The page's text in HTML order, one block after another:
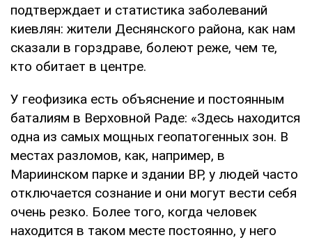
подтверждает и статистика заболеваний
киевлян: жители Деснянского района, как нам
сказали в горздраве, болеют реже, чем те,
кто обитает в центре.
У геофизика есть объяснение и постоянным
баталиям в Верховной Раде: «Здесь находится
одна из самых мощных геопатогенных зон. В
местах разломов, как, например, в
Мариинском парке и здании ВР, у людей часто
отключается сознание и они могут вести себя
очень резко. Более того, когда человек
находится в таком месте постоянно, у него